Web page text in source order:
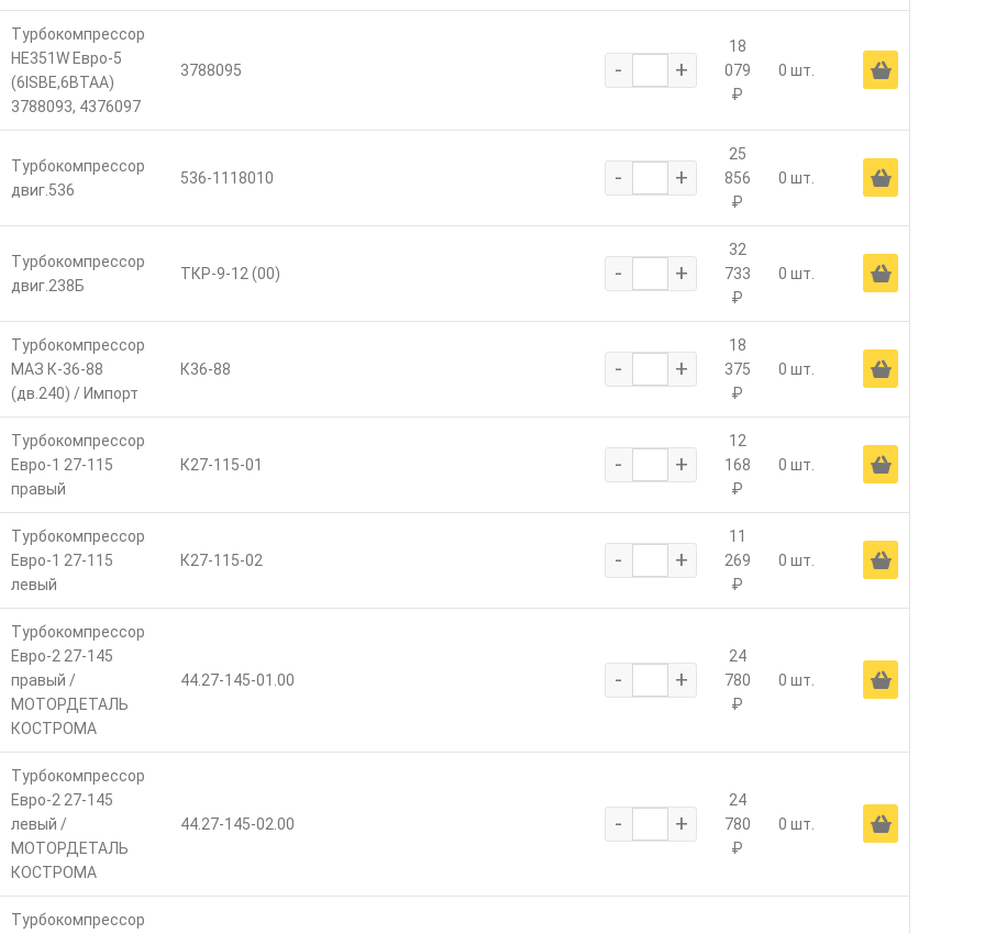
Турбокомпрессор
HE351W Евро-5
(6ISBE,6BTAA)
3788093, 4376097
3788095 - +
18
079
₽
0 шт. Ä
Турбокомпрессор
двиг.536
536-1118010 - +
25
856
₽
0 шт. Ä
Турбокомпрессор
двиг.238Б
ТКР-9-12 (00) - +
32
733
₽
0 шт. Ä
Турбокомпрессор
МАЗ К-36-88
(дв.240) / Импорт
К36-88 - +
18
375
₽
0 шт. Ä
Турбокомпрессор
Евро-1 27-115
правый
К27-115-01 - +
12
168
₽
0 шт. Ä
Турбокомпрессор
Евро-1 27-115
левый
К27-115-02 - +
11
269
₽
0 шт. Ä
Турбокомпрессор
Евро-2 27-145
правый /
МОТОРДЕТАЛЬ
КОСТРОМА
44.27-145-01.00 - +
24
780
₽
0 шт. Ä
Турбокомпрессор
Евро-2 27-145
левый /
МОТОРДЕТАЛЬ
КОСТРОМА
44.27-145-02.00 - +
24
780
₽
0 шт. Ä
Турбокомпрессор